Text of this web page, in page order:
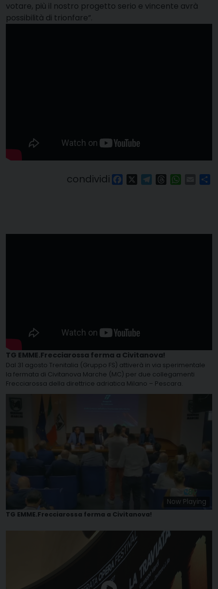
votare, più il nostro progetto serio e vincente avrà
possibilità di trionfare”.
condividi FacebookTelegram
Threads Email
TG EMME.Frecciarossa ferma a Civitanova!
Dal 31 agosto Trenitalia (Gruppo FS) attiverà in via sperimentale
la fermata di Civitanova Marche (MC) per due collegamenti
Frecciarossa della direttrice adriatica Milano – Pescara.
Now Playing
TG EMME.Frecciarossa ferma a Civitanova!